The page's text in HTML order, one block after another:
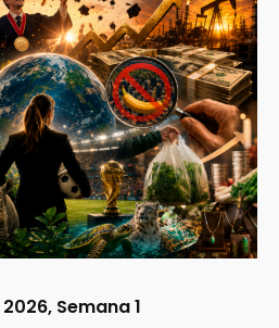
Semana 1